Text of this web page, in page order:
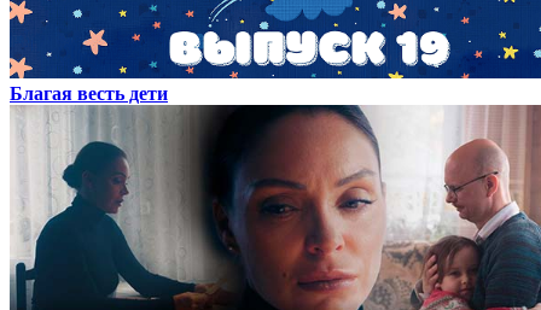
Благая весть дети